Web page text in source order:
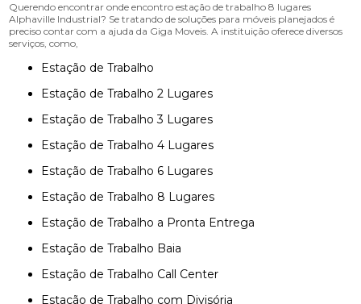
Querendo encontrar onde encontro estação de trabalho 8 lugares
Alphaville Industrial? Se tratando de soluções para móveis planejados é
preciso contar com a ajuda da Giga Moveis. A instituição oferece diversos
serviços, como,
Estação de Trabalho
Estação de Trabalho 2 Lugares
Estação de Trabalho 3 Lugares
Estação de Trabalho 4 Lugares
Estação de Trabalho 6 Lugares
Estação de Trabalho 8 Lugares
Estação de Trabalho a Pronta Entrega
Estação de Trabalho Baia
Estação de Trabalho Call Center
Estação de Trabalho com Divisória